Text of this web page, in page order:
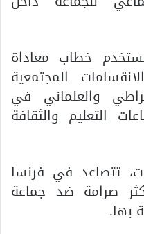
خطاب معاداة
المجتمعية
والعلماني في
التعليم والثقافة
تتصاعد في فرنسا
صرامة ضد جماعة
بها.